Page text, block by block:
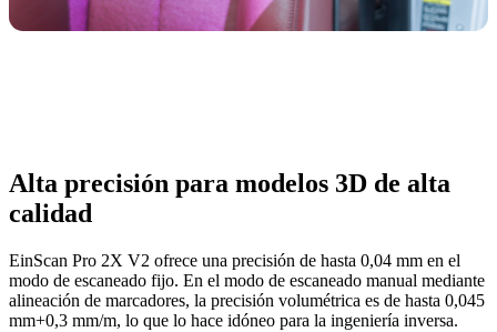
Alta precisión para modelos 3D de alta
calidad
EinScan Pro 2X V2 ofrece una precisión de hasta 0,04 mm en el
modo de escaneado fijo. En el modo de escaneado manual mediante
alineación de marcadores, la precisión volumétrica es de hasta 0,045
mm+0,3 mm/m, lo que lo hace idóneo para la ingeniería inversa.